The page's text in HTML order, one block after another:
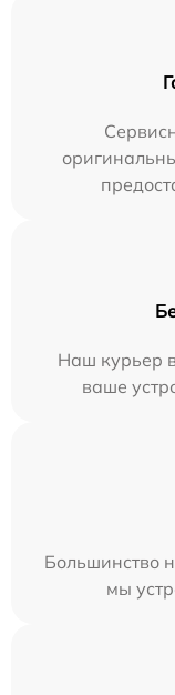
Наш курьер
ваше
Большинство
мы